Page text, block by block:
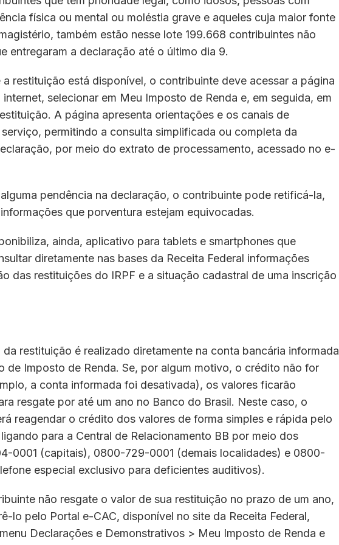
física ou mental ou moléstia grave e aqueles cuja maior fonte
também estão nesse lote 199.668 contribuintes não
entregaram a declaração até o último dia 9.
a restituição está disponível, o contribuinte deve acessar a página
internet, selecionar em Meu Imposto de Renda e, em seguida, em
A página apresenta orientações e os canais de
permitindo a consulta simplificada ou completa da
por meio do extrato de processamento, acessado no e-
pendência na declaração, o contribuinte pode retificá-la,
que porventura estejam equivocadas.
ainda, aplicativo para tablets e smartphones que
diretamente nas bases da Receita Federal informações
das restituições do IRPF e a situação cadastral de uma inscrição
restituição é realizado diretamente na conta bancária informada
de Imposto de Renda. Se, por algum motivo, o crédito não for
a conta informada foi desativada), os valores ficarão
resgate por até um ano no Banco do Brasil. Neste caso, o
reagendar o crédito dos valores de forma simples e rápida pelo
para a Central de Relacionamento BB por meio dos
0001 (capitais), 0800-729-0001 (demais localidades) e 0800-
especial exclusivo para deficientes auditivos).
não resgate o valor de sua restituição no prazo de um ano,
lo pelo Portal e-CAC, disponível no site da Receita Federal,
Declarações e Demonstrativos > Meu Imposto de Renda e